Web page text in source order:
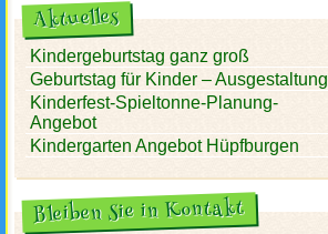
Aktuelles
Kindergeburtstag ganz groß
Geburtstag für Kinder – Ausgestaltung
Kinderfest-Spieltonne-Planung-
Angebot
Kindergarten Angebot Hüpfburgen
Bleiben Sie in Kontakt